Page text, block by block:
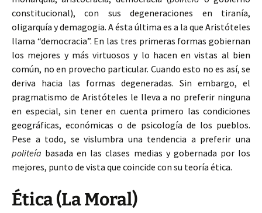
constitucional), con sus degeneraciones en tiranía,
oligarquía y demagogia. A ésta última es a la que Aristóteles
llama “democracia”. En las tres primeras formas gobiernan
los mejores y más virtuosos y lo hacen en vistas al bien
común, no en provecho particular. Cuando esto no es así, se
deriva hacia las formas degeneradas. Sin embargo, el
pragmatismo de Aristóteles le lleva a no preferir ninguna
en especial, sin tener en cuenta primero las condiciones
geográficas, económicas o de psicología de los pueblos.
Pese a todo, se vislumbra una tendencia a preferir una
politeía basada en las clases medias y gobernada por los
mejores, punto de vista que coincide con su teoría ética.
Ética (La Moral)